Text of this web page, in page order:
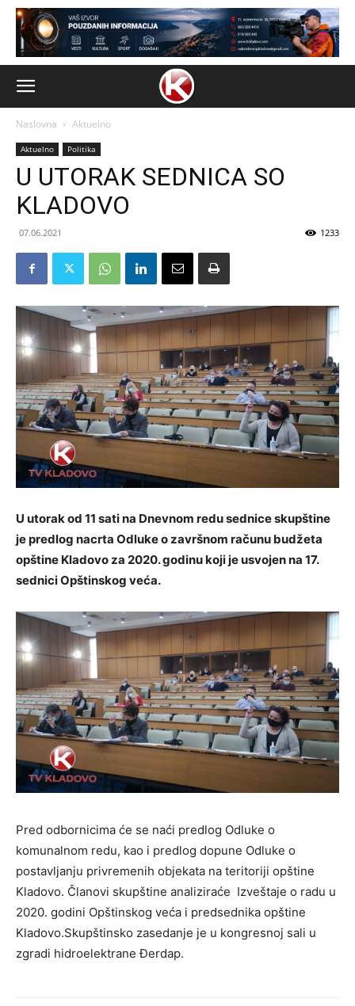
Naslovna Aktuelno
Aktuelno Politika
U UTORAK SEDNICA SO
KLADOVO
07.06.2021 1233
U utorak od 11 sati na Dnevnom redu sednice skupštine
je predlog nacrta Odluke o završnom računu budžeta
opštine Kladovo za 2020. godinu koji je usvojen na 17.
sednici Opštinskog veća.
Pred odbornicima će se naći predlog Odluke o
komunalnom redu, kao i predlog dopune Odluke o
postavljanju privremenih objekata na teritoriji opštine
Kladovo. Članovi skupštine analiziraće Izveštaje o radu u
2020. godini Opštinskog veća i predsednika opštine
Kladovo.Skupštinsko zasedanje je u kongresnoj sali u
zgradi hidroelektrane Đerdap.